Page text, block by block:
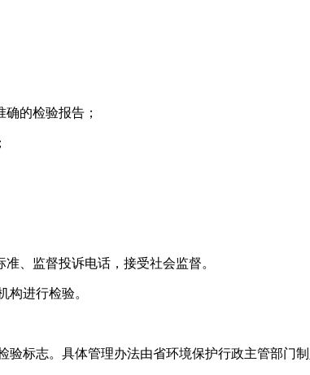
的检验报告；
、监督投诉电话，接受社会监督。
构进行检验。
标志。具体管理办法由省环境保护行政主管部门